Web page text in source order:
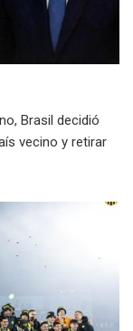
Brasil decidió
vecino y retirar